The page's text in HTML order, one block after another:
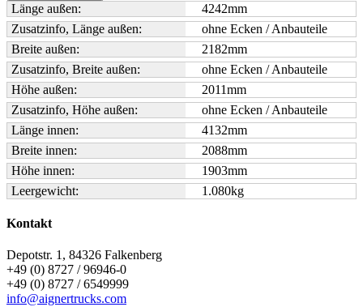
Länge außen: 4242mm
Zusatzinfo, Länge außen:
ohne Ecken / Anbauteile
Breite außen:
2182mm
Zusatzinfo, Breite außen:
ohne Ecken / Anbauteile
Höhe außen:
2011mm
Zusatzinfo, Höhe außen:
ohne Ecken / Anbauteile
Länge innen:
4132mm
Breite innen:
2088mm
Höhe innen:
1903mm
Leergewicht:
1.080kg
Kontakt
Depotstr. 1, 84326 Falkenberg
+49 (0) 8727 / 96946-0
+49 (0) 8727 / 6549999
info@aignertrucks.com